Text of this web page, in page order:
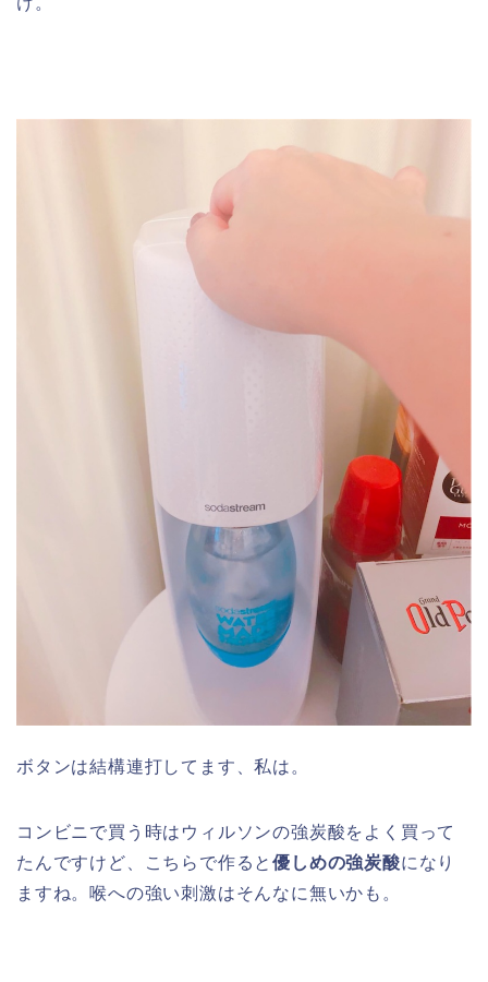
ボタンは結構連打してます、私は。
コンビニで買う時はウィルソンの強炭酸をよく買って
たんですけど、こちらで作ると優しめの強炭酸になり
ますね。喉への強い刺激はそんなに無いかも。